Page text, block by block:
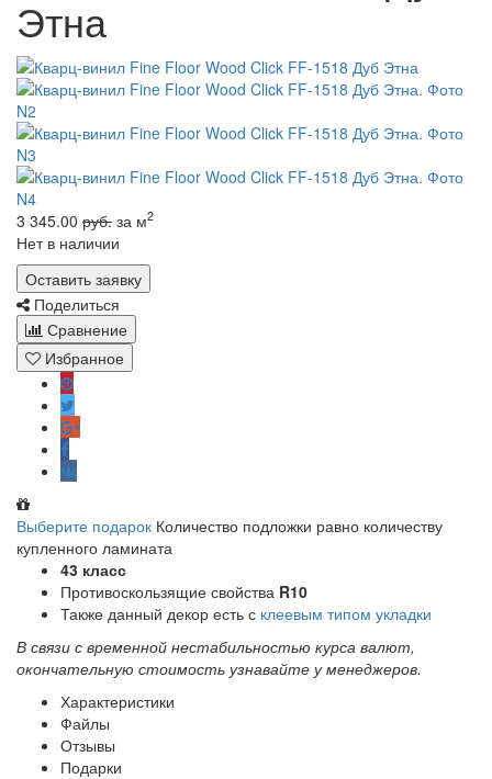
Этна
3 345.00 руб. за м2
Нет в наличии
Оставить заявку
Поделиться
Сравнение
Избранное
Выберите подарок Количество подложки равно количеству
купленного ламината
43 класс
Противоскользящие свойства R10
Также данный декор есть с клеевым типом укладки
В связи с временной нестабильностью курса валют,
окончательную стоимость узнавайте у менеджеров.
Характеристики
Файлы
Отзывы
Подарки